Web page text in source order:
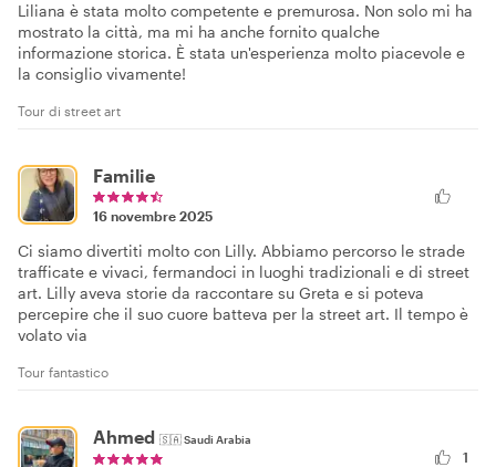
Liliana è stata molto competente e premurosa. Non solo mi ha
mostrato la città, ma mi ha anche fornito qualche
informazione storica. È stata un'esperienza molto piacevole e
la consiglio vivamente!
Tour di street art
Familie
16 novembre 2025
Ci siamo divertiti molto con Lilly. Abbiamo percorso le strade
trafficate e vivaci, fermandoci in luoghi tradizionali e di street
art. Lilly aveva storie da raccontare su Greta e si poteva
percepire che il suo cuore batteva per la street art. Il tempo è
volato via
Tour fantastico
Ahmed 🇸🇦Saudi Arabia
1